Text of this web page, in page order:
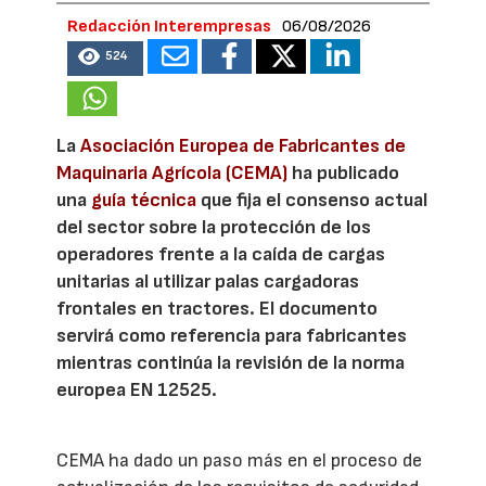
Redacción Interempresas 06/08/2026
524
LaAsociación Europea de Fabricantes de
Maquinaria Agrícola (CEMA) ha publicado
una guía técnica que fija el consenso actual
del sector sobre la protección de los
operadores frente a la caída de cargas
unitarias al utilizar palas cargadoras
frontales en tractores. El documento
servirá como referencia para fabricantes
mientras continúa la revisión de la norma
europea EN 12525.
CEMA ha dado un paso más en el proceso de